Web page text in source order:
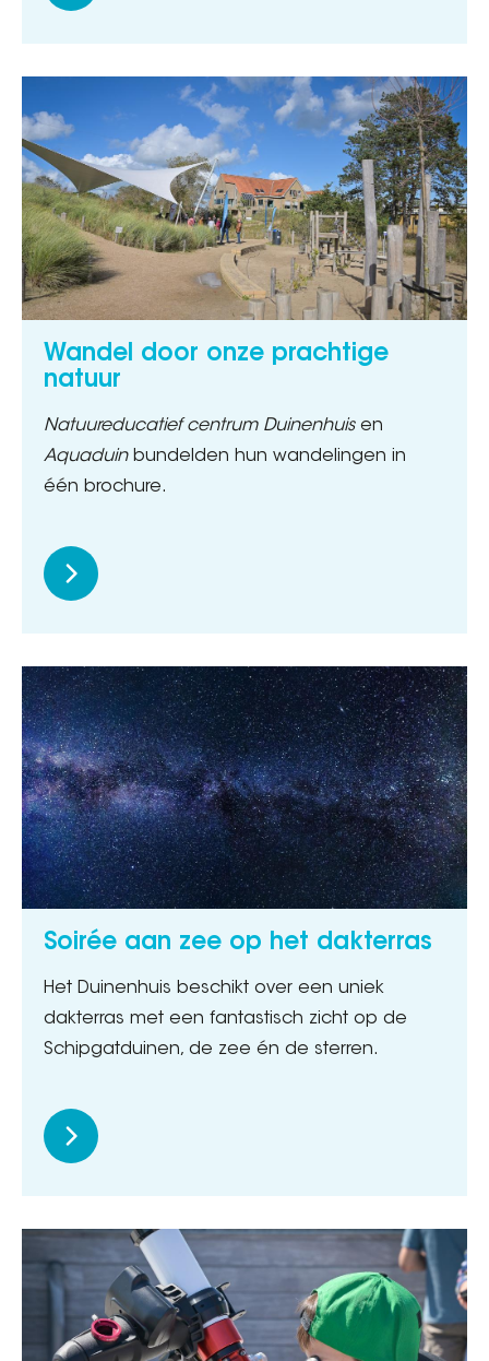
Wandel door onze prachtige
natuur
Natuureducatief centrum Duinenhuisen
Aquaduinbundelden hun wandelingen in
één brochure.
Soirée aan zee op het dakterras
Het Duinenhuis beschikt over een uniek
dakterras met een fantastisch zicht op de
Schipgatduinen, de zee én de sterren.